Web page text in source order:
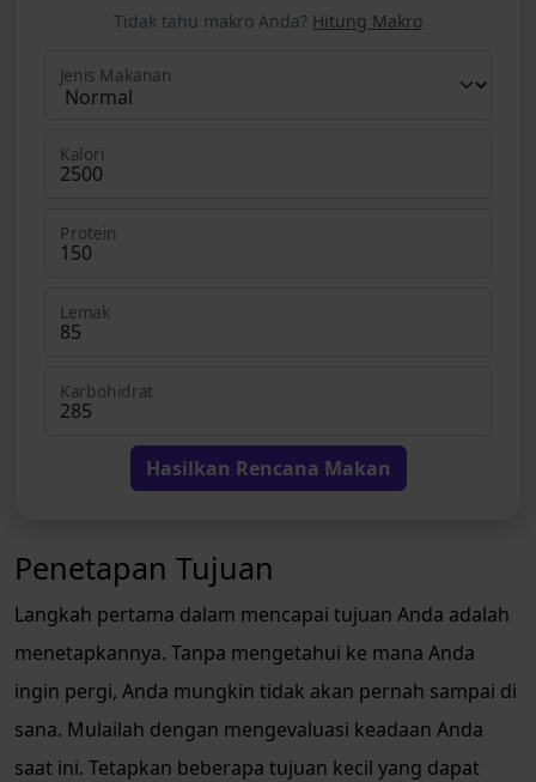
Tidak tahu makro Anda? Hitung Makro
Jenis Makanan
Kalori
Protein
Lemak
Karbohidrat
Hasilkan Rencana Makan
Penetapan Tujuan
Langkah pertama dalam mencapai tujuan Anda adalah
menetapkannya. Tanpa mengetahui ke mana Anda
ingin pergi, Anda mungkin tidak akan pernah sampai di
sana. Mulailah dengan mengevaluasi keadaan Anda
saat ini. Tetapkan beberapa tujuan kecil yang dapat